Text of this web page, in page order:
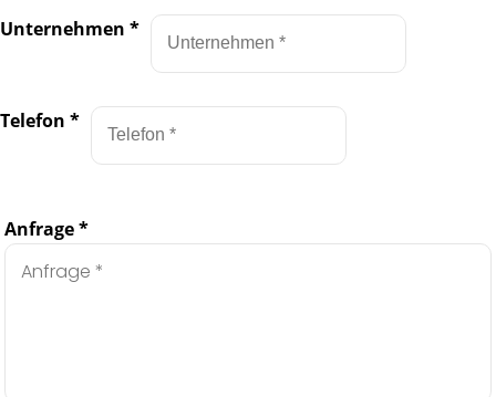
Unternehmen *
Telefon *
Anfrage*